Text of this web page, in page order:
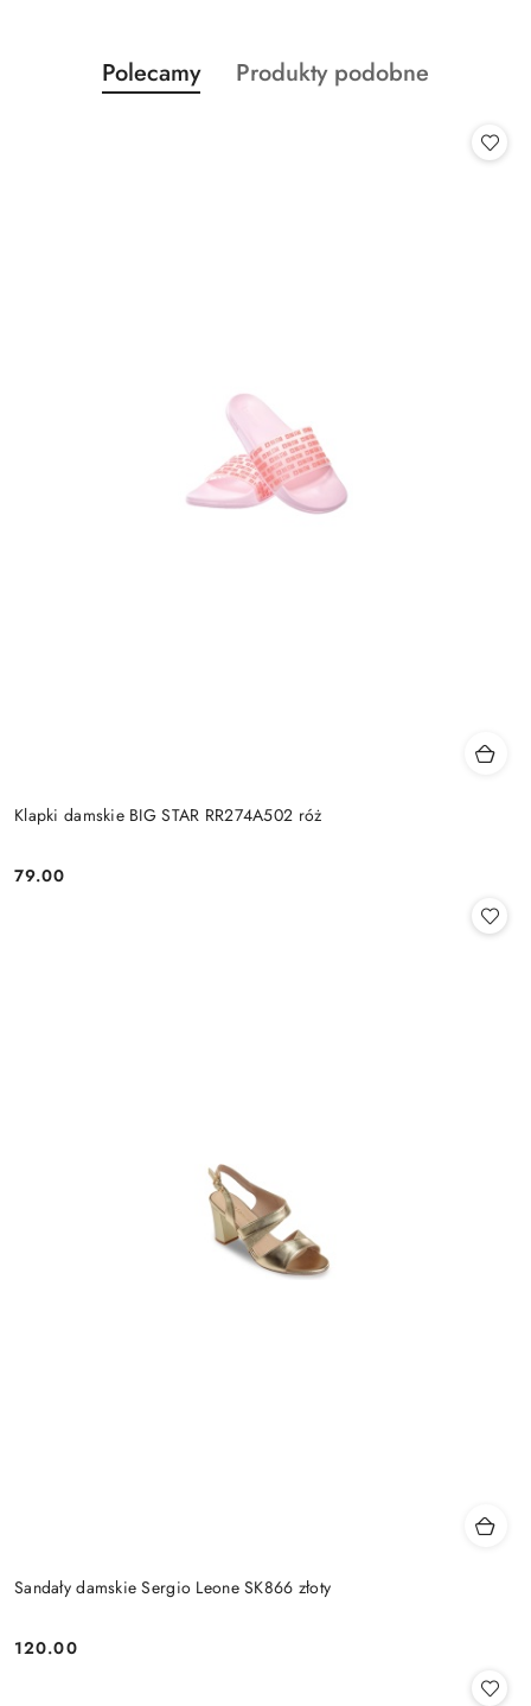
Pomiń karuzelę produktów
Produkty
o
Polecamy
Produkty
Produkty podobne
Klapki damskie BIG STAR RR274A502 róż
Cena:
79.00
Sandały damskie Sergio Leone SK866 złoty
Cena:
120.00